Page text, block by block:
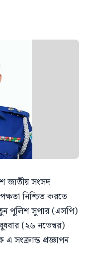
জাতীয় সংসদ
নিশ্চিত করতে
পুলিশ সুপার (এসপি)
(২৬ নভেম্বর)
এ সংক্রান্ত প্রজ্ঞাপন